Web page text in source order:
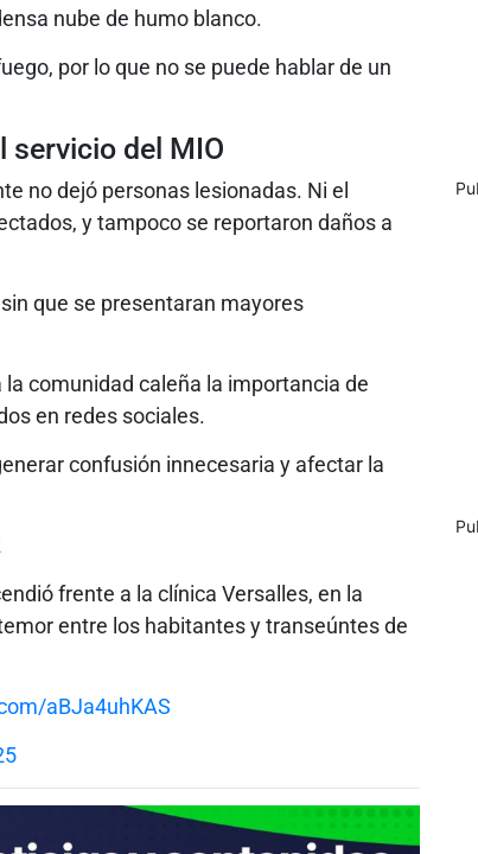
nube de humo blanco.
por lo que no se puede hablar de un
servicio del MIO
no dejó personas lesionadas. Ni el
y tampoco se reportaron daños a
que se presentaran mayores
comunidad caleña la importancia de
en redes sociales.
confusión innecesaria y afectar la
frente a la clínica Versalles, en la
entre los habitantes y transeúntes de
aBJa4uhKAS